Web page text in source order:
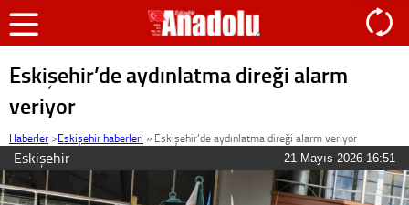
Eskişehir’de aydınlatma direği alarm
veriyor
Haberler >Eskişehir haberleri » Eskişehir’de aydınlatma direği alarm veriyor
Eskişehir 21 Mayıs 2026 16:51